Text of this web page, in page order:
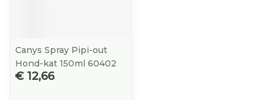
Canys Spray Pipi-out
Hond-kat 150ml 60402
€ 12,66